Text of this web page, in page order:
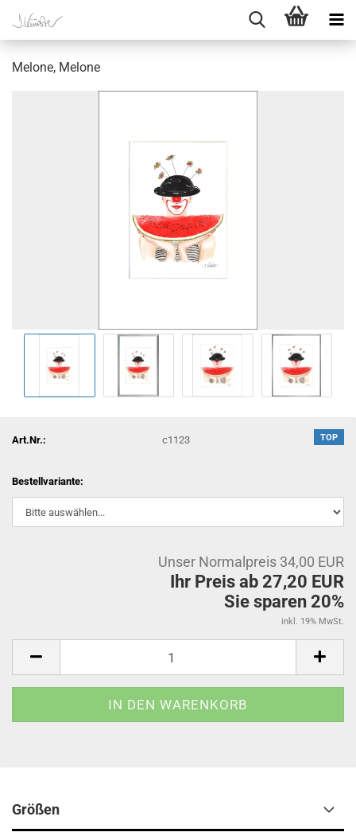
Melone, Melone
TOP
Art.Nr.: c1123
Bestellvariante:
Unser Normalpreis 34,00 EUR
Ihr Preis ab 27,20 EUR
Sie sparen 20%
inkl. 19% MwSt.
Größen